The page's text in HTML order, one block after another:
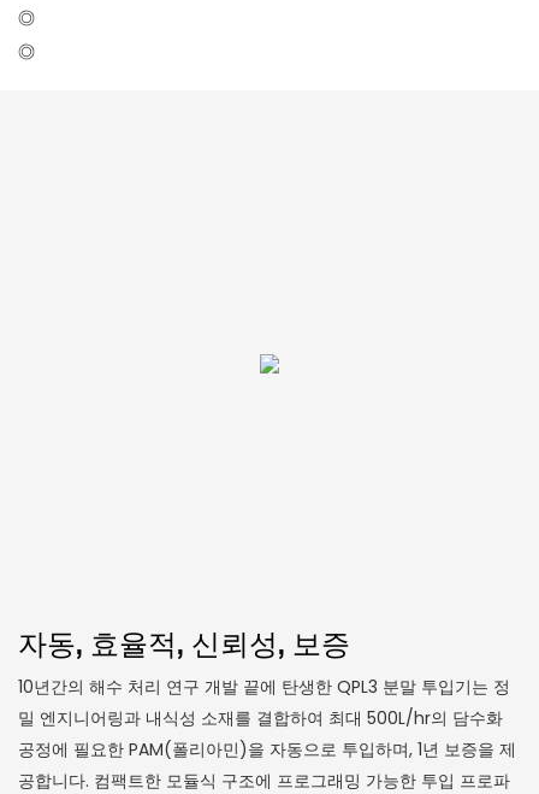
◎
◎
자동, 효율적, 신뢰성, 보증
10년간의 해수 처리 연구 개발 끝에 탄생한 QPL3 분말 투입기는 정
밀 엔지니어링과 내식성 소재를 결합하여 최대 500L/hr의 담수화
공정에 필요한 PAM(폴리아민)을 자동으로 투입하며, 1년 보증을 제
공합니다. 컴팩트한 모듈식 구조에 프로그래밍 가능한 투입 프로파